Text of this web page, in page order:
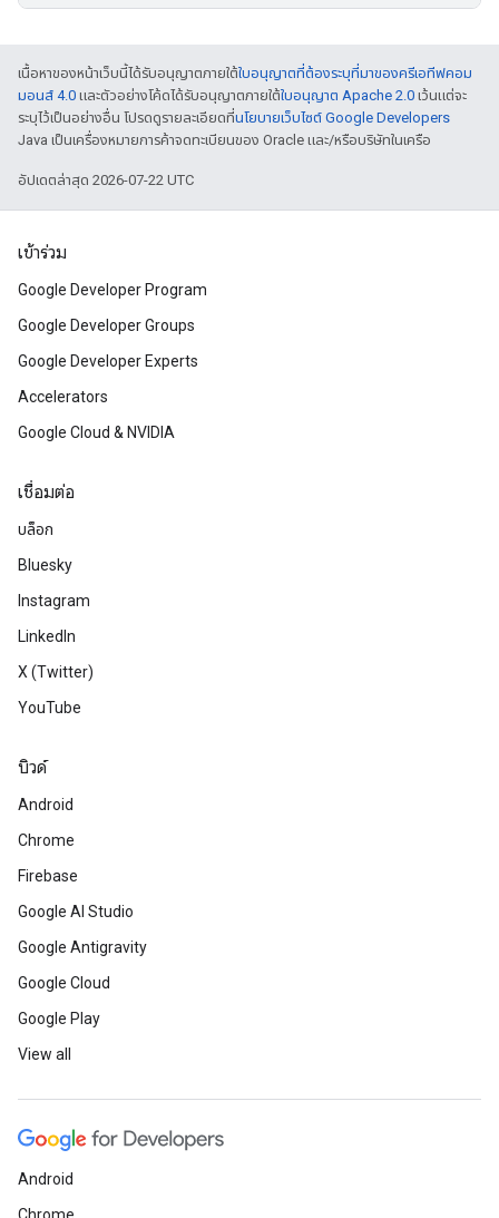
เนื้อหาของหน้าเว็บนี้ได้รับอนุญาตภายใต้ใบอนุญาตที่ต้องระบุที่มาของครีเอทีฟคอม
มอนส์ 4.0 และตัวอย่างโค้ดได้รับอนุญาตภายใต้ใบอนุญาต Apache 2.0 เว้นแต่จะ
ระบุไว้เป็นอย่างอื่น โปรดดูรายละเอียดที่นโยบายเว็บไซต์ Google Developers
Java เป็นเครื่องหมายการค้าจดทะเบียนของ Oracle และ/หรือบริษัทในเครือ
อัปเดตล่าสุด 2026-07-22 UTC
เข้าร่วม
Google Developer Program
Google Developer Groups
Google Developer Experts
Accelerators
Google Cloud & NVIDIA
เชื่อมต่อ
บล็อก
Bluesky
Instagram
LinkedIn
X (Twitter)
YouTube
บิวด์
Android
Chrome
Firebase
Google AI Studio
Google Antigravity
Google Cloud
Google Play
View all
Android